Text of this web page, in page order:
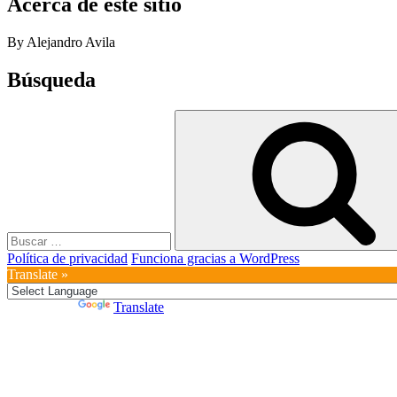
By Alejandro Avila
Búsqueda
Política de privacidad Funciona gracias a WordPress
Translate »
Translate